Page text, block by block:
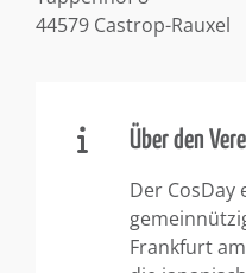
44579 Castrop-Rauxel
Über den
Der CosDay
Frankfurt